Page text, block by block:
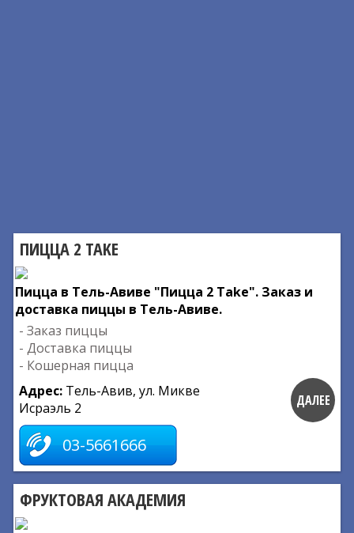
ПИЦЦА 2 TAKE
Пицца в Тель-Авиве "Пицца 2 Take". Заказ и
доставка пиццы в Тель-Авиве.
- Заказ пиццы
- Доставка пиццы
- Кошерная пицца
Адрес: Тель-Авив, ул. Микве
Исраэль 2
03-5661666
ДАЛЕЕ
ФРУКТОВАЯ АКАДЕМИЯ